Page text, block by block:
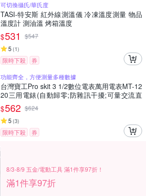
可切換攝氏/華氏度
TASI-特安斯 紅外線測溫儀 冷凍溫度測量 物品
溫度計 測油溫 烤箱溫度
$531 $547
5 (1)
限時下殺
券
功能齊全，方便測量多種數據
台灣寶工Pro skit 3 1/2數位電表萬用電表MT-12
20三用電錶(自動歸零;防雜訊干擾;可量交流直
流電壓2mA電流電阻電晶體二極體NCV;雙保險
絲;全檔位保護)
$562 $624
5 (3)
限時下殺 券
8/3-8/9 五金/電動工具 滿1件享97折！
滿1件享97折